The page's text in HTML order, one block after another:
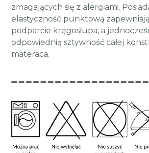
zmagających się z alergiami.
elastyczność punktową
podparcie kręgosłupa, a
odpowiednią sztywność całej
materaca.